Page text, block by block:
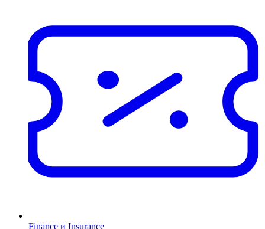
Finance и Insurance